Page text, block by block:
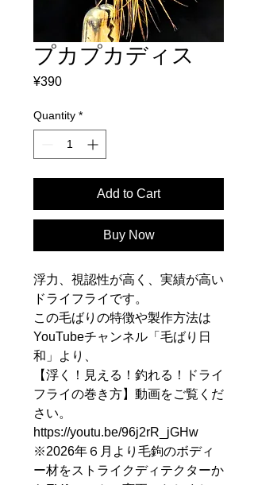
プカプカディス
¥390Price
Quantity *
Add to Cart
Buy Now
浮力、視認性が高く、実績が高い
ドライフライです。
この毛ばりの特徴や製作方法は
YouTubeチャンネル「毛ばり日
和」より、
【浮く！見える！釣れる！ドライ
フライの巻き方】動画をご覧くだ
さい。
https://youtu.be/96j2rR_jGHw
※2026年６月より毛鉤のボディ
ー材をストライクディテクターか